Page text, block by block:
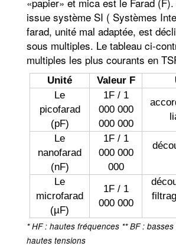
issue système SI ( Systèmes
farad, unité mal adaptée, est
sous multiples. Le tableau ci-
multiples les plus courants en
Unité Valeur F
Le
picofarad
(pF)
1F / 1
000 000
000 000
Le
nanofarad
(nF)
1F / 1
000 000
000
Le
microfarad
(µF)
1F / 1
000 000
* HF : hautes fréquences ** BF :
hautes tensions